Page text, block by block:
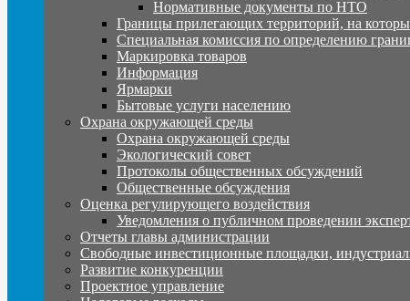
Нормативные документы по НТО
Границы прилегающих территорий, на
Специальная комиссия по определению
Маркировка товаров
Информация
Ярмарки
Бытовые услуги населению
Охрана окружающей среды
Охрана окружающей среды
Экологический совет
Протоколы общественных обсуждений
Общественные обсуждения
Оценка регулирующего воздействия
Уведомления о публичном проведении
Отчеты главы администрации
Свободные инвестиционные площадки,
Развитие конкуренции
Проектное управление